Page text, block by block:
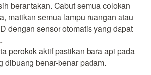
berantakan. Cabut semua colokan
matikan semua lampu ruangan atau
dengan sensor otomatis yang dapat
perokok aktif pastikan bara api pada
dibuang benar-benar padam.